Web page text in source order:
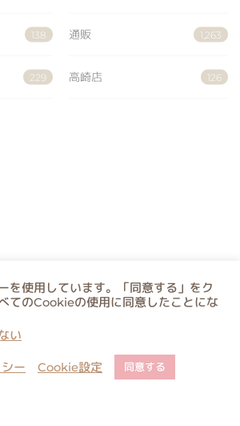
138 通販 1,263
229 高崎店 126
を使用しています。「同意する」をク
てのCookieの使用に同意したことにな
い
ー Cookie設定 同意する